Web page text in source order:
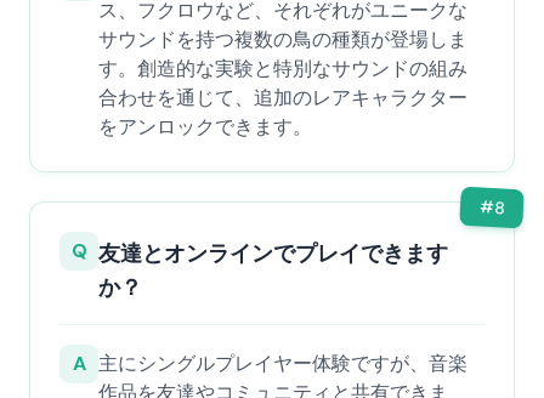
ス、フクロウなど、それぞれがユニークな
サウンドを持つ複数の鳥の種類が登場しま
す。創造的な実験と特別なサウンドの組み
合わせを通じて、追加のレアキャラクター
をアンロックできます。
#8
Q 友達とオンラインでプレイできます
か？
A 主にシングルプレイヤー体験ですが、音楽
作品を友達やコミュニティと共有できま